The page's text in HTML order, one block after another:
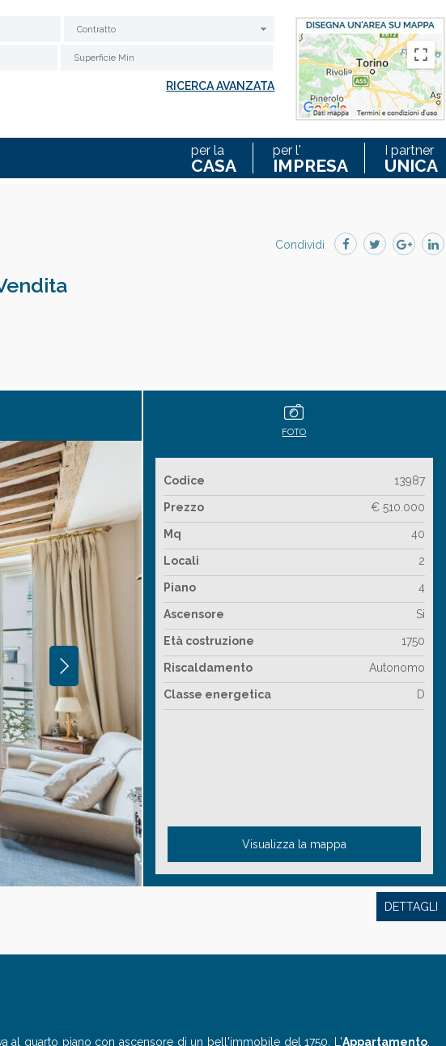
Contratto
RICERCA AVANZATA
QUADRATO
per la
CASA
per l'
IMPRESA
I partner
UNICA
Condividi
FOTO
Codice 13987
Prezzo € 510.000
Mq 40
Locali 2
Piano 4
Ascensore Si
Età costruzione 1750
Riscaldamento Autonomo
Classe energetica D
Visualizza la mappa
DETTAGLI
al quarto piano con ascensore di un bell'immobile del 1750. L'Appartamento
SULLA
DATI PERSONALI PER
679.
TRATTATI SOLO
CEDUTI A TERZI SENZA
2016/679.